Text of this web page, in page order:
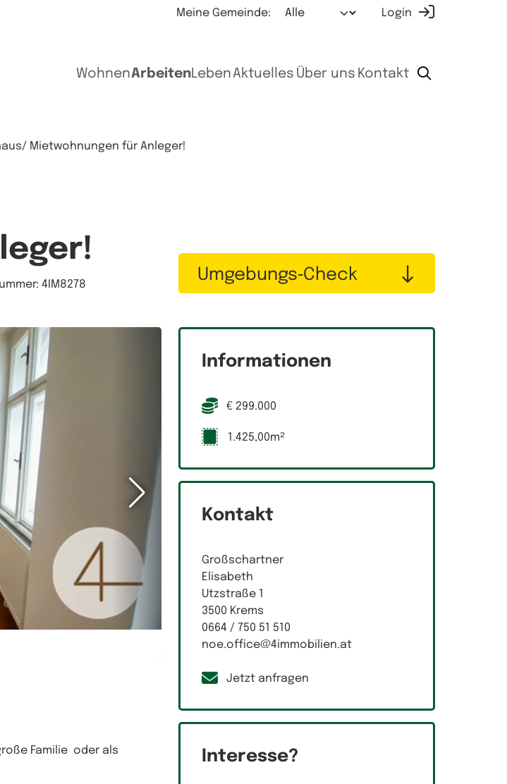
Meine Gemeinde: Login
WohnenArbeitenLeben Aktuelles Über uns Kontakt
Mietwohnungen für Anleger!
4IM8278
Umgebungs‑Check
Familie oder als
Informationen
€ 299.000
1.425,00m²
Kontakt
Großschartner
Elisabeth
Utzstraße 1
3500 Krems
0664 / 750 51 510
noe.office@4immobilien.at
Jetzt anfragen
Interesse?